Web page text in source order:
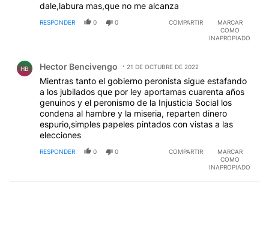
dale,labura mas,que no me alcanza
RESPONDER 0 0 COMPARTIR
MARCAR
COMO
INAPROPIADO
HB Hector Bencivengo 21 DE OCTUBRE DE 2022
Mientras tanto el gobierno peronista sigue estafando
a los jubilados que por ley aportamas cuarenta años
genuinos y el peronismo de la Injusticia Social los
condena al hambre y la miseria, reparten dinero
espurio,simples papeles pintados con vistas a las
elecciones
RESPONDER 0 0 COMPARTIR
MARCAR
COMO
INAPROPIADO